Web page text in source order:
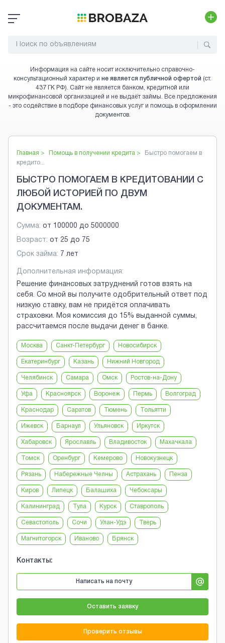
Информация на сайте носит исключительно справочно-
консультационный характер и не является публичной офертой (ст.
437 ГК РФ). Сайт не является банком, кредитной или
микрофинансовой организацией и не выдаёт займы. Все предложения
- это содействие в подборе финансовых услуг и помощь в оформлении
документов.
Главная > Помощь в получении кредита >
Быстро помогаем в
кредито...
БЫСТРО ПОМОГАЕМ В КРЕДИТОВАНИИ С
ЛЮБОЙ ИСТОРИЕЙ ПО ДВУМ
ДОКУМЕНТАМ.
Сумма: от 100000 до 5000000
Возраст: от 25 до 75
Срок займа: 7 лет
Дополнительная информация:
Решение финансовых затруднений готов взять на
себя. Со мной вы получите одобрительный ответ под
низкую ставку, вам не придётся оплачивать
страховки. Моя комиссия до 15% выданной суммы,
рассчитаемся после выдачи денег в банке.
Москва Санкт-Петербург Новосибирск
Екатеринбург Казань Нижний Новгород
Челябинск Самара Омск Ростов-на-Дону
Уфа Красноярск Воронеж Пермь Волгоград
Краснодар Саратов Тюмень Тольятти
Ижевск Барнаул Ульяновск Иркутск
Хабаровск Ярославль Владивосток Махачкала
Томск Оренбург Кемерово Новокузнецк
Рязань Набережные Челны Астрахань Пенза
Киров Липецк Балашиха Чебоксары
Калининград Тула Курск Ставрополь
Севастополь Сочи Улан-Удэ Тверь
Магнитогорск Иваново Брянск
Контакты:
Написать на почту
Оставить заявку
Проверить отзывы